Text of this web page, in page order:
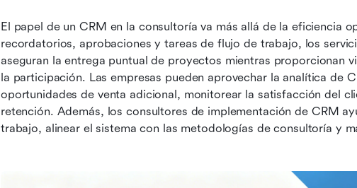
El papel de un CRM en la consultoría va más allá de la eficiencia
recordatorios, aprobaciones y tareas de flujo de trabajo, los
aseguran la entrega puntual de proyectos mientras proporcionan
la participación. Las empresas pueden aprovechar la analítica de
oportunidades de venta adicional, monitorear la satisfacción del
retención. Además, los consultores de implementación de CRM
trabajo, alinear el sistema con las metodologías de consultoría y